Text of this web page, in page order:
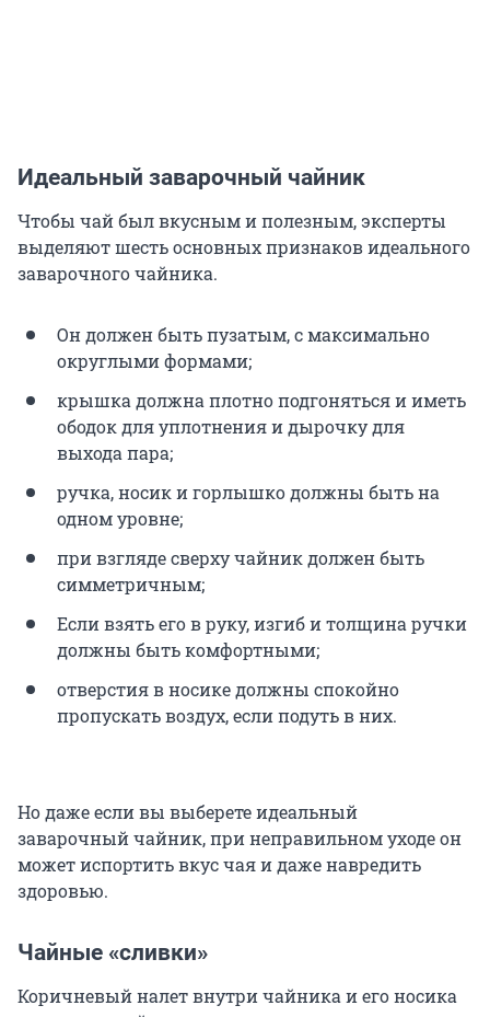
Идеальный заварочный чайник
Чтобы чай был вкусным и полезным, эксперты
выделяют шесть основных признаков идеального
заварочного чайника.
Он должен быть пузатым, с максимально
округлыми формами;
крышка должна плотно подгоняться и иметь
ободок для уплотнения и дырочку для
выхода пара;
ручка, носик и горлышко должны быть на
одном уровне;
при взгляде сверху чайник должен быть
симметричным;
Если взять его в руку, изгиб и толщина ручки
должны быть комфортными;
отверстия в носике должны спокойно
пропускать воздух, если подуть в них.
Но даже если вы выберете идеальный
заварочный чайник, при неправильном уходе он
может испортить вкус чая и даже навредить
здоровью.
Чайные «сливки»
Коричневый налет внутри чайника и его носика